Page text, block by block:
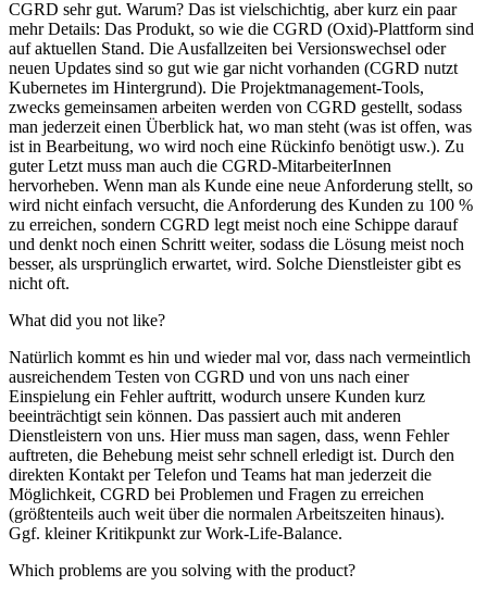
CGRD sehr gut. Warum? Das ist vielschichtig, aber kurz ein paar
mehr Details: Das Produkt, so wie die CGRD (Oxid)-Plattform sind
auf aktuellen Stand. Die Ausfallzeiten bei Versionswechsel oder
neuen Updates sind so gut wie gar nicht vorhanden (CGRD nutzt
Kubernetes im Hintergrund). Die Projektmanagement-Tools,
zwecks gemeinsamen arbeiten werden von CGRD gestellt, sodass
man jederzeit einen Überblick hat, wo man steht (was ist offen, was
ist in Bearbeitung, wo wird noch eine Rückinfo benötigt usw.). Zu
guter Letzt muss man auch die CGRD-MitarbeiterInnen
hervorheben. Wenn man als Kunde eine neue Anforderung stellt, so
wird nicht einfach versucht, die Anforderung des Kunden zu 100 %
zu erreichen, sondern CGRD legt meist noch eine Schippe darauf
und denkt noch einen Schritt weiter, sodass die Lösung meist noch
besser, als ursprünglich erwartet, wird. Solche Dienstleister gibt es
nicht oft.
What did you not like?
Natürlich kommt es hin und wieder mal vor, dass nach vermeintlich
ausreichendem Testen von CGRD und von uns nach einer
Einspielung ein Fehler auftritt, wodurch unsere Kunden kurz
beeinträchtigt sein können. Das passiert auch mit anderen
Dienstleistern von uns. Hier muss man sagen, dass, wenn Fehler
auftreten, die Behebung meist sehr schnell erledigt ist. Durch den
direkten Kontakt per Telefon und Teams hat man jederzeit die
Möglichkeit, CGRD bei Problemen und Fragen zu erreichen
(größtenteils auch weit über die normalen Arbeitszeiten hinaus).
Ggf. kleiner Kritikpunkt zur Work-Life-Balance.
Which problems are you solving with the product?